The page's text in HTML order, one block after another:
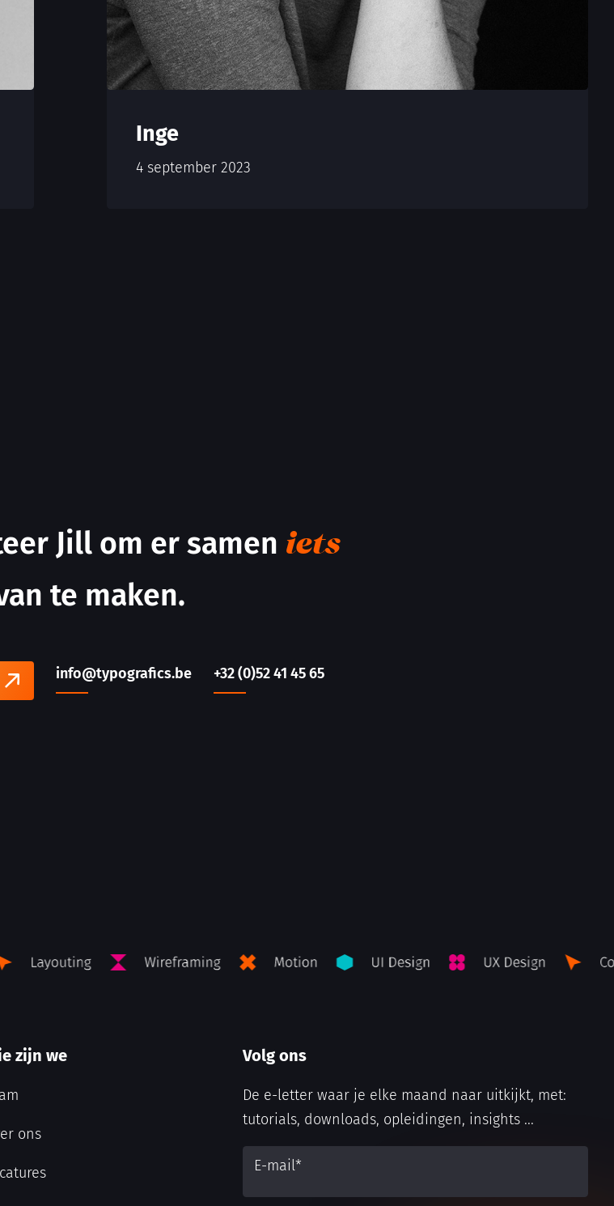
Inge
4 september 2023
Jill om er samen iets
te maken.
info@typografics.be +32 (0)52 41 45 65
zijn we
ons
Volg ons
De e-letter waar je elke maand naar uitkijkt, met:
tutorials, downloads, opleidingen, insights ...
E-mail*